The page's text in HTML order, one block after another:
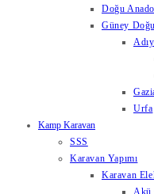
Doğu
Güney
Urfa
Kamp Karavan
SSS
Karavan Yapımı
Karavan
Akü